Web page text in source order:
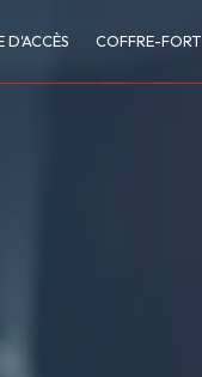
D'ACCÈS COFFRE-FORT